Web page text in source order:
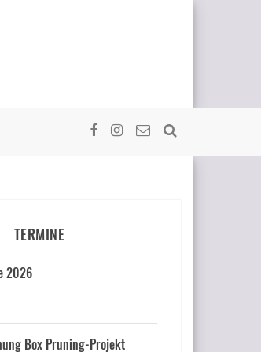
TERMINE
2026
Box Pruning-Projekt